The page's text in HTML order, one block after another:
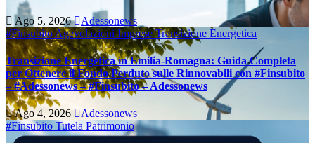
Ago 5, 2026
Adessonews
#Finsubito Agevolazioni ImpreseTransizione Energetica
Transizione Energetica in Emilia-Romagna: Guida Completa
per Ottenere il Fondo Perduto sulle Rinnovabili con #Finsubito
– #Adessonews – #Finsubito – Adessonews
Ago 4, 2026
Adessonews
#Finsubito Tutela Patrimonio